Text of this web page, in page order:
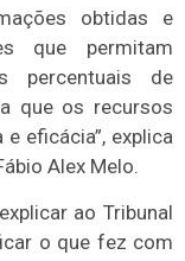
obtidas e
que permitam
percentuais de
que os recursos
eficácia”, explica
Alex Melo.
ao Tribunal
o que fez com